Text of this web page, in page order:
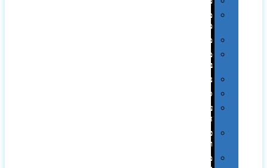
מחזיקי
מפתחות
משחקים
מתנה
בפחית
נסיעות
ספורט
על
השולחן…
פינוק
וספא
מזוודות